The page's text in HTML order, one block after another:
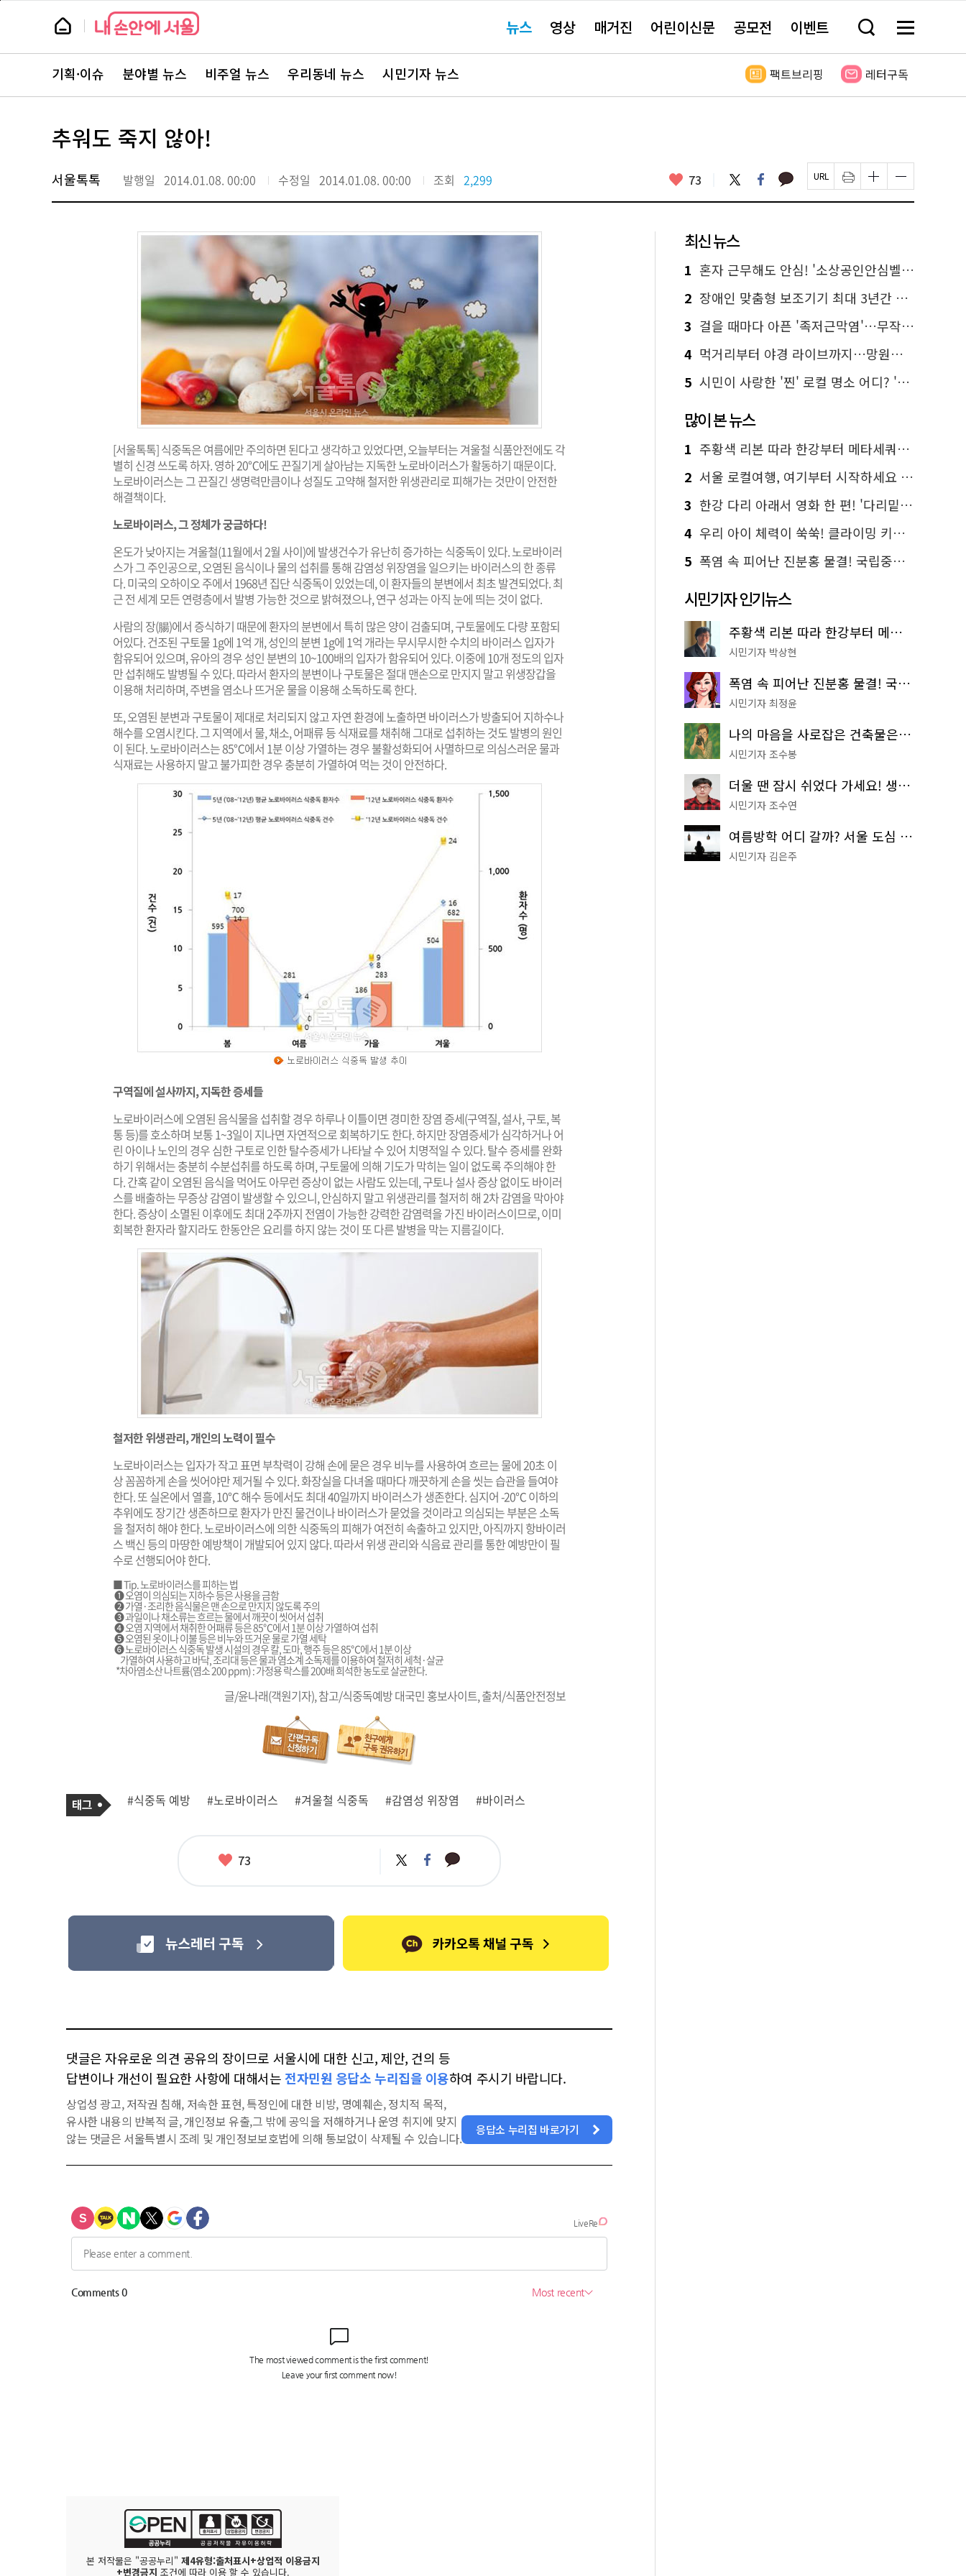
본
뉴
스 요뉴스 영상 매거진 어린이신문 공모전 이벤트 검
창
기
메
전
보
뉴
스
주
서
바
로
기획·이슈 분야별 뉴스 비주얼 뉴스 우리동네 뉴스 시민기자 뉴스 팩트브리핑 레터구독
추워도 죽지 않아!
서울톡톡 발행일 2014.01.08. 00:00 수정일 2014.01.08. 00:00 조회 2,299 좋
요
73 트
위
터
페
이
스
카
카 페
이
지
인
쇄
하
글
자
크
하
기
글
자
크
하
기
[서울톡톡] 식중독은 여름에만 주의하면 된다고 생각하고 있었다면, 오늘부터는 겨울철 식품안전에도 각
별히 신경 쓰도록 하자. 영하 20℃에도 끈질기게 살아남는 지독한 노로바이러스가 활동하기 때문이다.
노로바이러스는 그 끈질긴 생명력만큼이나 성질도 고약해 철저한 위생관리로 피해가는 것만이 안전한
해결책이다.
노로바이러스, 그 정체가 궁금하다!
온도가 낮아지는 겨울철(11월에서 2월 사이)에 발생건수가 유난히 증가하는 식중독이 있다. 노로바이러
스가 그 주인공으로, 오염된 음식이나 물의 섭취를 통해 감염성 위장염을 일으키는 바이러스의 한 종류
다. 미국의 오하이오 주에서 1968년 집단 식중독이 있었는데, 이 환자들의 분변에서 최초 발견되었다. 최
근 전 세계 모든 연령층에서 발병 가능한 것으로 밝혀졌으나, 연구 성과는 아직 눈에 띄는 것이 없다.
사람의 장(腸)에서 증식하기 때문에 환자의 분변에서 특히 많은 양이 검출되며, 구토물에도 다량 포함되
어있다. 건조된 구토물 1g에 1억 개, 성인의 분변 1g에 1억 개라는 무시무시한 수치의 바이러스 입자가
함유되어 있으며, 유아의 경우 성인 분변의 10~100배의 입자가 함유되어 있다. 이중에 10개 정도의 입자
만 섭취해도 발병될 수 있다. 따라서 환자의 분변이나 구토물은 절대 맨손으로 만지지 말고 위생장갑을
이용해 처리하며, 주변을 염소나 뜨거운 물을 이용해 소독하도록 한다.
또, 오염된 분변과 구토물이 제대로 처리되지 않고 자연 환경에 노출하면 바이러스가 방출되어 지하수나
해수를 오염시킨다. 그 지역에서 물, 채소, 어패류 등 식재료를 채취해 그대로 섭취하는 것도 발병의 원인
이 된다. 노로바이러스는 85℃에서 1분 이상 가열하는 경우 불활성화되어 사멸하므로 의심스러운 물과
식재료는 사용하지 말고 불가피한 경우 충분히 가열하여 먹는 것이 안전하다.
구역질에 설사까지, 지독한 증세들
노로바이러스에 오염된 음식물을 섭취할 경우 하루나 이틀이면 경미한 장염 증세(구역질, 설사, 구토, 복
통 등)를 호소하며 보통 1~3일이 지나면 자연적으로 회복하기도 한다. 하지만 장염증세가 심각하거나 어
린 아이나 노인의 경우 심한 구토로 인한 탈수증세가 나타날 수 있어 치명적일 수 있다. 탈수 증세를 완화
하기 위해서는 충분히 수분섭취를 하도록 하며, 구토물에 의해 기도가 막히는 일이 없도록 주의해야 한
다. 간혹 같이 오염된 음식을 먹어도 아무런 증상이 없는 사람도 있는데, 구토나 설사 증상 없이도 바이러
스를 배출하는 무증상 감염이 발생할 수 있으니, 안심하지 말고 위생관리를 철저히 해 2차 감염을 막아야
한다. 증상이 소멸된 이후에도 최대 2주까지 전염이 가능한 강력한 감염력을 가진 바이러스이므로, 이미
회복한 환자라 할지라도 한동안은 요리를 하지 않는 것이 또 다른 발병을 막는 지름길이다.
철저한 위생관리, 개인의 노력이 필수
노로바이러스는 입자가 작고 표면 부착력이 강해 손에 묻은 경우 비누를 사용하여 흐르는 물에 20초 이
상 꼼꼼하게 손을 씻어야만 제거될 수 있다. 화장실을 다녀올 때마다 깨끗하게 손을 씻는 습관을 들여야
한다. 또 실온에서 열흘, 10℃ 해수 등에서도 최대 40일까지 바이러스가 생존한다. 심지어 -20℃ 이하의
추위에도 장기간 생존하므로 환자가 만진 물건이나 바이러스가 묻었을 것이라고 의심되는 부분은 소독
을 철저히 해야 한다. 노로바이러스에 의한 식중독의 피해가 여전히 속출하고 있지만, 아직까지 항바이러
스 백신 등의 마땅한 예방책이 개발되어 있지 않다. 따라서 위생 관리와 식음료 관리를 통한 예방만이 필
수로 선행되어야 한다.
■ Tip. 노로바이러스를 피하는 법
➊ 오염이 의심되는 지하수 등은 사용을 금함
➋ 가열·조리한 음식물은 맨 손으로 만지지 않도록 주의
➌ 과일이나 채소류는 흐르는 물에서 깨끗이 씻어서 섭취
➍ 오염 지역에서 채취한 어패류 등은 85℃에서 1분 이상 가열하여 섭취
➎ 오염된 옷이나 이불 등은 비누와 뜨거운 물로 가열 세탁
➏ 노로바이러스 식중독 발생 시설의 경우 칼, 도마, 행주 등은 85℃에서 1분 이상
가열하여 사용하고 바닥, 조리대 등은 물과 염소계 소독제를 이용하여 철저히 세척·살균
*차아염소산 나트륨(염소 200 ppm) : 가정용 락스를 200배 희석한 농도로 살균한다.
글/윤나래(객원기자), 참고/식중독예방 대국민 홍보사이트, 출처/식품안전정보
사
태
그
#식중독 예방 #노로바이러스 #겨울철 식중독 #감염성 위장염 #바이러스
좋
73 트
위
페
이
카
카
댓글은 자유로운 의견 공유의 장이므로 서울시에 대한 신고, 제안, 건의 등
답변이나 개선이 필요한 사항에 대해서는 전자민원 응답소 누리집을 이용하여 주시기 바랍니다.
상업성 광고, 저작권 침해, 저속한 표현, 특정인에 대한 비방, 명예훼손, 정치적 목적,
유사한 내용의 반복적 글, 개인정보 유출,그 밖에 공익을 저해하거나 운영 취지에 맞지
않는 댓글은 서울특별시 조례 및 개인정보보호법에 의해 통보없이 삭제될 수 있습니다.
응답소 누리집 바로가기
본 저작물은 "공공누리" 제4유형:출처표시+상업적 이용금지
+변경금지 조건에 따라 이용 할 수 있습니다.
최신 뉴스
1 혼자 근무해도 안심! '소상공인안심벨' 신청하세요
2 장애인 맞춤형 보조기기 최대 3년간 무상 대여…삶의 질 높인다
3 걸을 때마다 아픈 '족저근막염'…무작정 참지 말고 '이것' 해보세요!
4 먹거리부터 야경 라이브까지…망원한강공원 알짜 코스
5 시민이 사랑한 '찐' 로컬 명소 어디? '서울에디션25' 추천 코스
많이 본 뉴스
1 주황색 리본 따라 한강부터 메타세쿼이아 숲길까지…서울둘레길 15코스
2 서울 로컬여행, 여기부터 시작하세요 '서울에디션25'
3 한강 다리 아래서 영화 한 편! '다리밑 영화관' 무료 상영
4 우리 아이 체력이 쑥쑥! 클라이밍 키즈카페·어린이 체력장
5 폭염 속 피어난 진분홍 물결! 국립중앙박물관 배롱나무 명소
시민기자 인기뉴스
주황색 리본 따라 한강부터 메타세쿼이아 숲길까지…서울둘레길 15코스
시민기자 박상현
폭염 속 피어난 진분홍 물결! 국립중앙박물관 배롱나무 명소
시민기자 최정윤
나의 마음을 사로잡은 건축물은? '서울시 건축상' 수상작 공개!
시민기자 조수봉
더울 땐 잠시 쉬었다 가세요! 생수 냉장고부터 해피소·무더위쉼터까지
시민기자 조수연
여름방학 어디 갈까? 서울 도심 무료 실내 여행 코스 추천
시민기자 김은주
페